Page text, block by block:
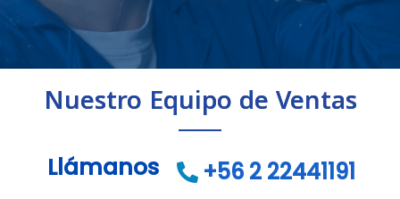
Nuestro Equipo de Ventas
Llámanos +56 2 22441191